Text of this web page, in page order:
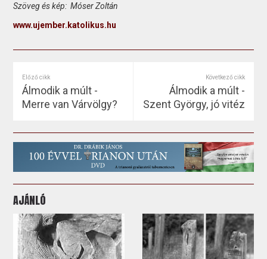
Szöveg és kép: Móser Zoltán
www.ujember.katolikus.hu
Előző cikk
Álmodik a múlt -
Merre van Várvölgy?
Következő cikk
Álmodik a múlt -
Szent György, jó vitéz
AJÁNLÓ